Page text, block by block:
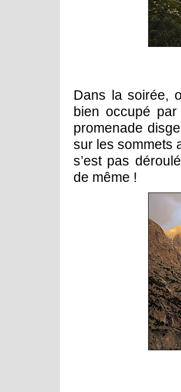
Dans la soirée,
bien occupé
promenade
sur les sommets
s’est pas
de même !